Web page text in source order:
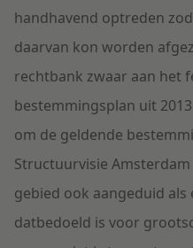
handhavend optreden
daarvan kon worden
rechtbank zwaar aan het
bestemmingsplan uit
om de geldende
Structuurvisie
gebied ook aangeduid
datbedoeld is voor